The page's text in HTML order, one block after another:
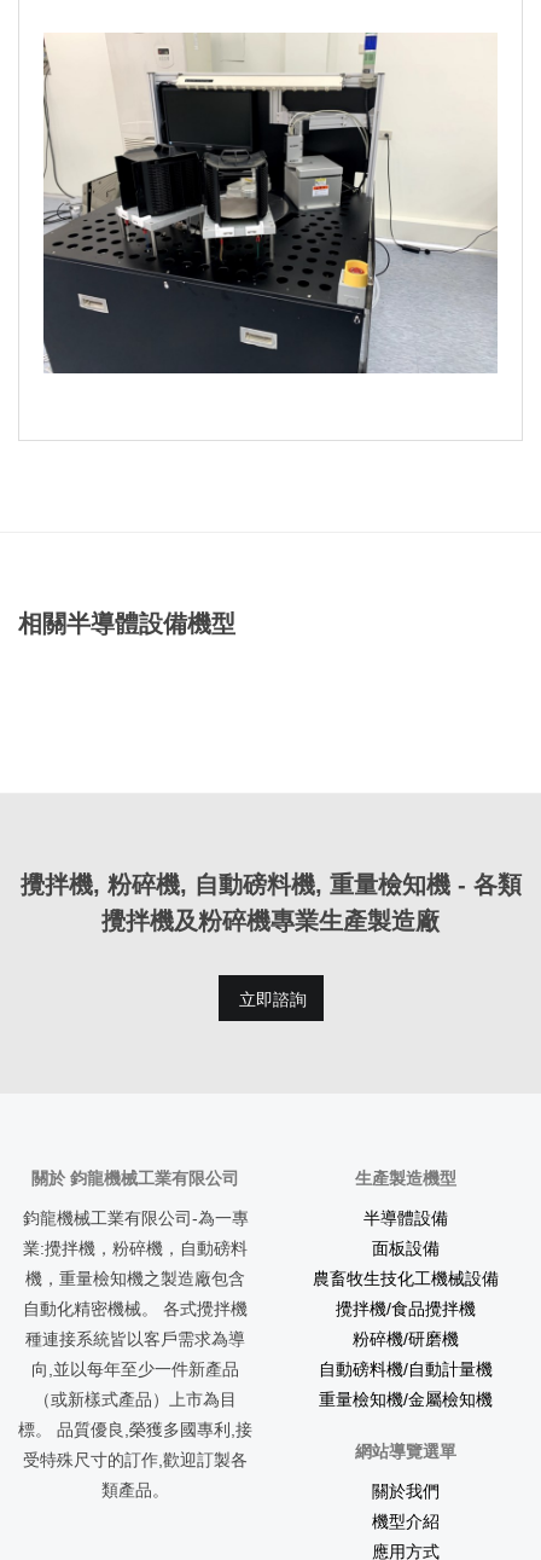
相關半導體設備機型
攪拌機, 粉碎機, 自動磅料機, 重量檢知機 - 各類
攪拌機及粉碎機專業生產製造廠
立即諮詢
關於 鈞龍機械工業有限公司
鈞龍機械工業有限公司-為一專
業:攪拌機，粉碎機，自動磅料
機，重量檢知機之製造廠包含
自動化精密機械。 各式攪拌機
種連接系統皆以客戶需求為導
向,並以每年至少一件新產品
（或新樣式產品）上市為目
標。 品質優良,榮獲多國專利,接
受特殊尺寸的訂作,歡迎訂製各
類產品。
生產製造機型
半導體設備
面板設備
農畜牧生技化工機械設備
攪拌機/食品攪拌機
粉碎機/研磨機
自動磅料機/自動計量機
重量檢知機/金屬檢知機
網站導覽選單
關於我們
機型介紹
應用方式